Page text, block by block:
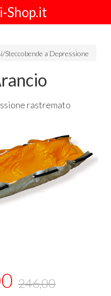
Shop.it
Steccobende a Depressione
rastremato
246,00